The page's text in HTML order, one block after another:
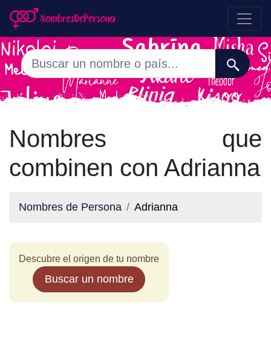
Nombres que
combinen con Adrianna
Nombres de Persona Adrianna
Descubre el origen de tu nombre
Buscar un nombre